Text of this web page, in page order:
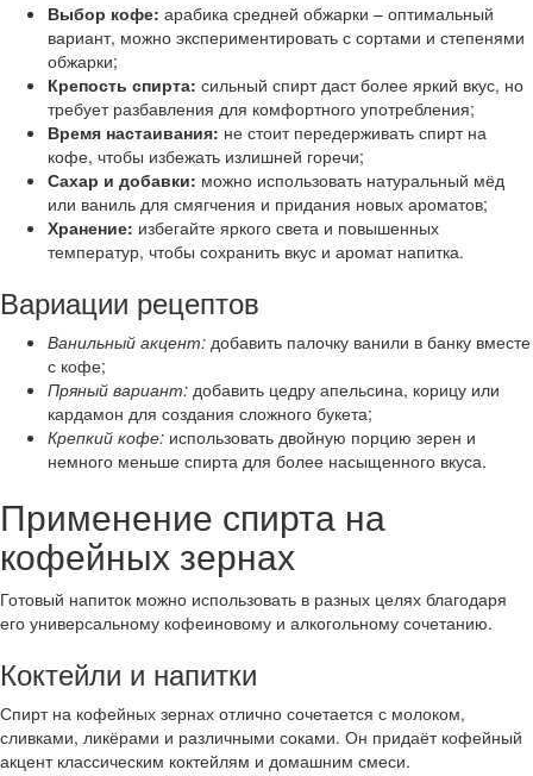
Выбор кофе: арабика средней обжарки – оптимальный
вариант, можно экспериментировать с сортами и степенями
обжарки;
Крепость спирта: сильный спирт даст более яркий вкус, но
требует разбавления для комфортного употребления;
Время настаивания: не стоит передерживать спирт на
кофе, чтобы избежать излишней горечи;
Сахар и добавки: можно использовать натуральный мёд
или ваниль для смягчения и придания новых ароматов;
Хранение: избегайте яркого света и повышенных
температур, чтобы сохранить вкус и аромат напитка.
Вариации рецептов
Ванильный акцент: добавить палочку ванили в банку вместе
с кофе;
Пряный вариант: добавить цедру апельсина, корицу или
кардамон для создания сложного букета;
Крепкий кофе: использовать двойную порцию зерен и
немного меньше спирта для более насыщенного вкуса.
Применение спирта на
кофейных зернах
Готовый напиток можно использовать в разных целях благодаря
его универсальному кофеиновому и алкогольному сочетанию.
Коктейли и напитки
Спирт на кофейных зернах отлично сочетается с молоком,
сливками, ликёрами и различными соками. Он придаёт кофейный
акцент классическим коктейлям и домашним смеси.